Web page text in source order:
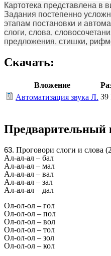
Картотека представлена в
Задания постепенно
этапам постановки и
слоги, слова,
предложения, стишки,
Скачать:
Вложение
Автоматизация звука Л. 39
Предварительный
Проговори слоги и слова
Ал-ал-ал – бал ул-
Ал-ал-ал – мал ул-
Ал-ал-ал – вал ел-
Ал-ал-ал – зал ел-
Ал-ал-ал – дал ел-
Ол-ол-ол – гол ыл-
Ол-ол-ол – пол ыл-
Ол-ол-ол – вол ыл-
Ол-ол-ол – тол ыл-
Ол-ол-ол – зол ыл-
Ол-ол-ол – кол ыл-